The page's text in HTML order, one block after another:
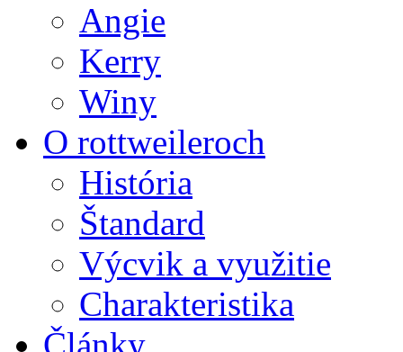
Angie
Kerry
Winy
O rottweileroch
História
Štandard
Výcvik a využitie
Charakteristika